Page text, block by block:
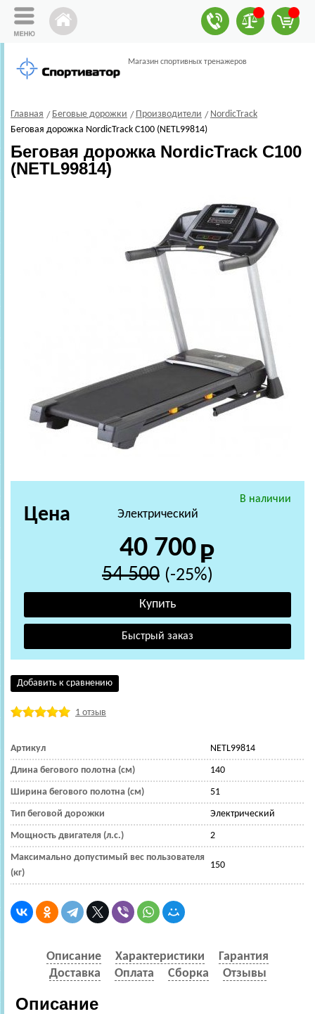
Магазин спортивных тренажеров
Главная Беговые дорожки Производители
NordicTrack
Беговая дорожка NordicTrack C100 (NETL99814)
Беговая дорожка NordicTrack C100
(NETL99814)
В наличии
Электрический
Цена
40 700
54 500 (-25%)
Добавить к сравнению
1 отзыв
Артикул NETL99814
Длина бегового полотна (см) 140
Ширина бегового полотна (см) 51
Тип беговой дорожки Электрический
Мощность двигателя (л.с.) 2
Максимально допустимый вес пользователя
(кг)
150
Описание Характеристики
Гарантия
Доставка
Оплата Сборка Отзывы
Описание